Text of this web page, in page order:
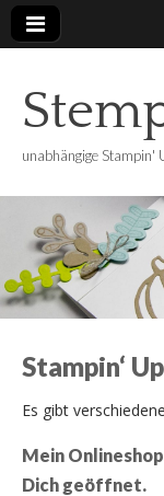
unabhängige
Stampin‘
Es gibt
Mein
Dich geöffnet.